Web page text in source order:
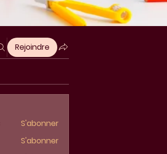
Rejoindre
S'abonner
S'abonner